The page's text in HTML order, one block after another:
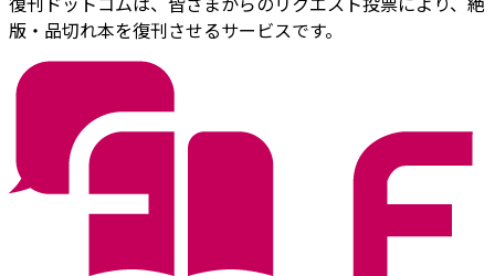
版・品切れ本を復刊させるサービスです。